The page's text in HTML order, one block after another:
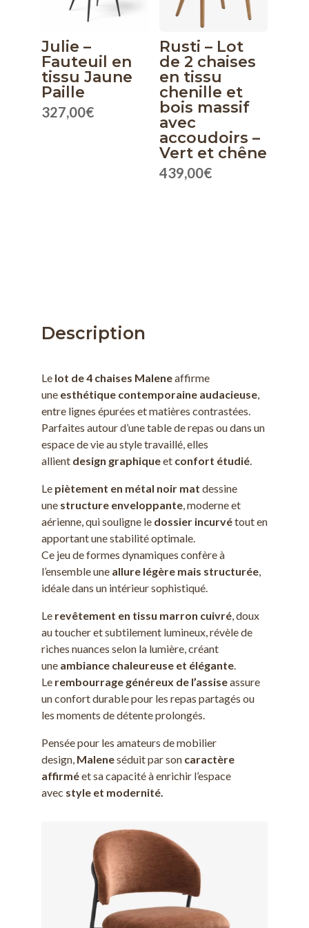
Julie –
Fauteuil en
tissu Jaune
Paille
327,00€
Rusti – Lot
de 2 chaises
en tissu
chenille et
bois massif
avec
accoudoirs –
Vert et chêne
439,00€
Description
Le lot de 4 chaises Maleneaffirme
une esthétique contemporaine audacieuse,
entre lignes épurées et matières contrastées.
Parfaites autour d’une table de repas ou dans un
espace de vie au style travaillé, elles
allient design graphiqueet confort étudié.
Le piètement en métal noir mat dessine
une structure enveloppante, moderne et
aérienne, qui souligne le dossier incurvétout en
apportant une stabilité optimale.
Ce jeu de formes dynamiques confère à
l’ensemble une allure légère mais structurée,
idéale dans un intérieur sophistiqué.
Le revêtement en tissu marron cuivré, doux
au toucher et subtilement lumineux, révèle de
riches nuances selon la lumière, créant
une ambiance chaleureuse et élégante.
Le rembourrage généreux de l’assiseassure
un confort durable pour les repas partagés ou
les moments de détente prolongés.
Pensée pour les amateurs de mobilier
design, Maleneséduit par son caractère
affirméet sa capacité à enrichir l’espace
avec style et modernité.